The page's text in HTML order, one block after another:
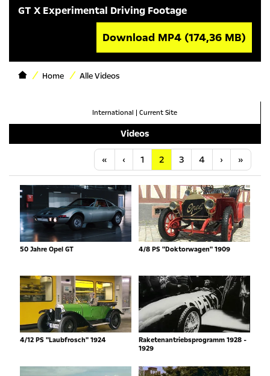
GT X Experimental Driving Footage
Download MP4 (174,36 MB)
Home Alle Videos
International | Current Site
Videos
« Anfang
‹ Vorherige
1 2 3 4 ›Nächste
»
50 Jahre Opel GT 4/8 PS "Doktorwagen" 1909
4/12 PS "Laubfrosch" 1924
Raketenantriebsprogramm 1928 -
1929